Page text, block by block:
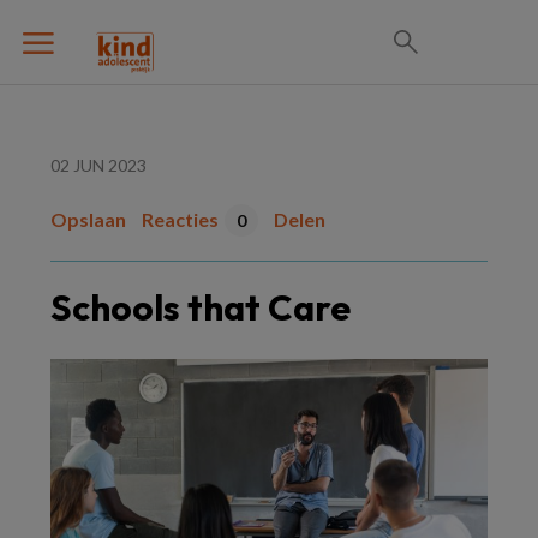
02 JUN 2023
Opslaan Reacties 0 Delen
Schools that Care